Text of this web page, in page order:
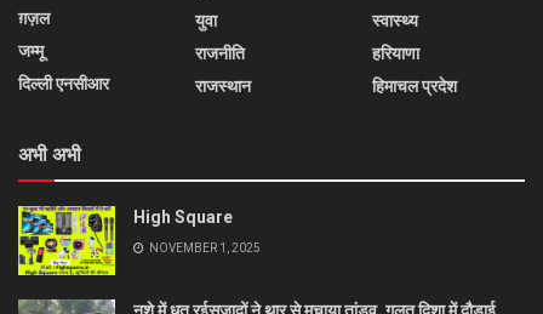
ग़ज़ल
जम्मू
दिल्ली एनसीआर
युवा
राजनीति
राजस्थान
स्वास्थ्य
हरियाणा
हिमाचल प्रदेश
अभी अभी
High Square
NOVEMBER 1, 2025